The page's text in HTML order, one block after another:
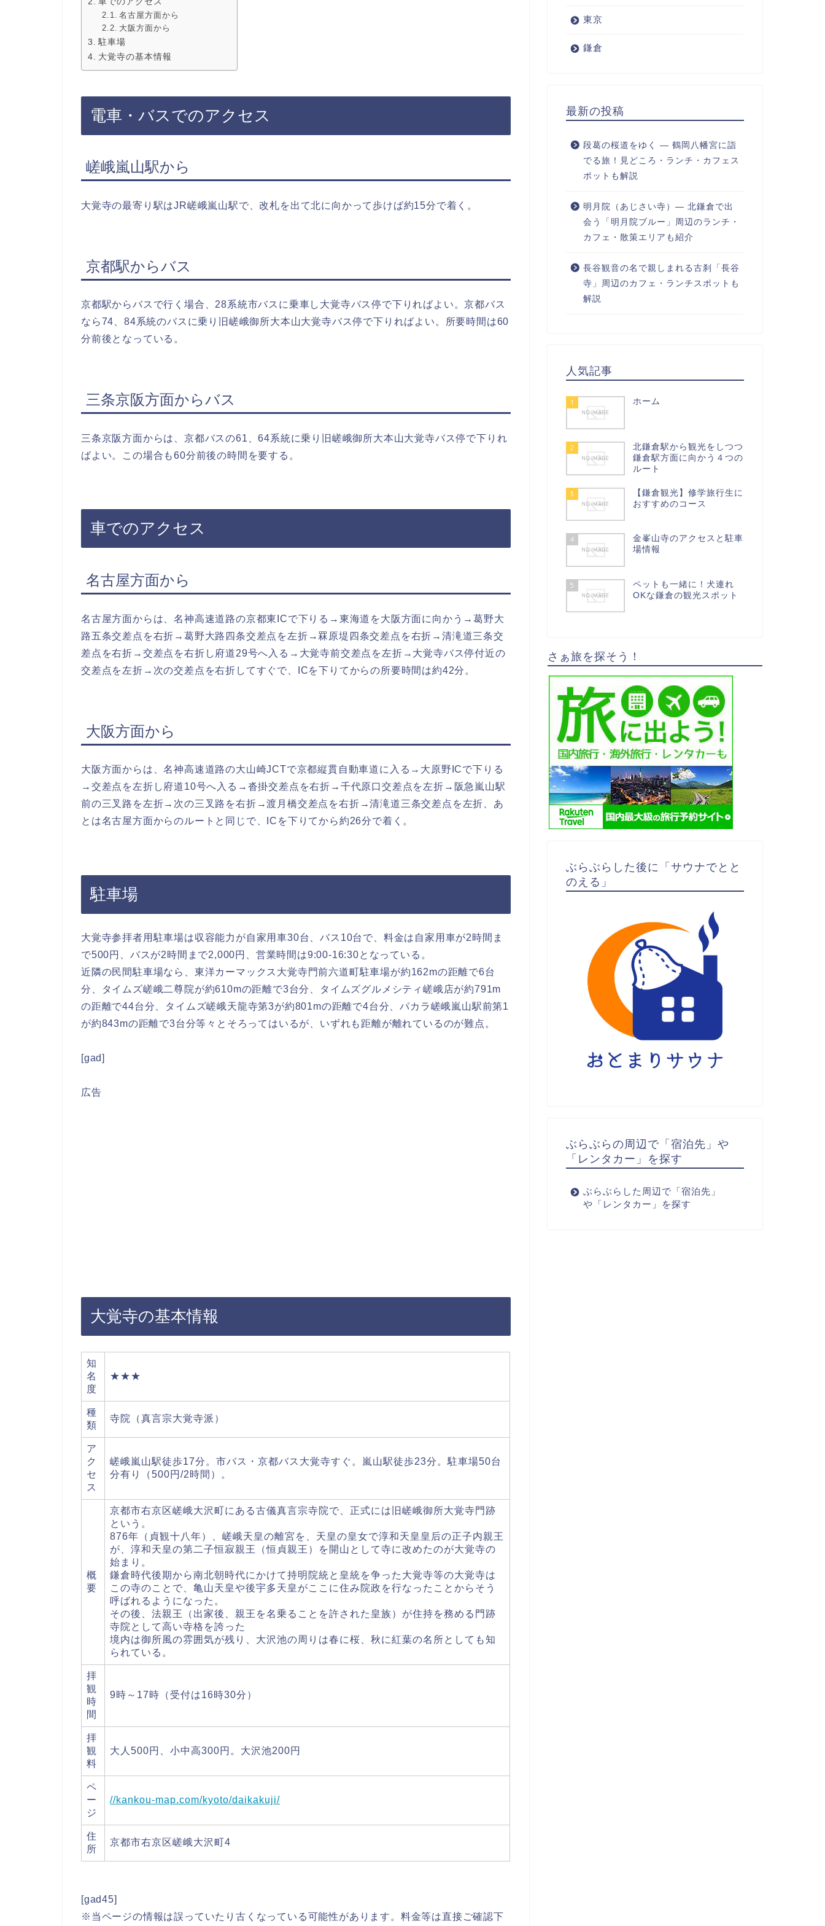
名古屋方面から
大阪方面から
駐車場
大覚寺の基本情報
電車・バスでのアクセス
嵯峨嵐山駅から
大覚寺の最寄り駅はJR嵯峨嵐山駅で、改札を出て北に向かって歩けば約15分で着く。
京都駅からバス
京都駅からバスで行く場合、28系統市バスに乗車し大覚寺バス停で下りればよい。京都バス
なら74、84系統のバスに乗り旧嵯峨御所大本山大覚寺バス停で下りればよい。所要時間は60
分前後となっている。
三条京阪方面からバス
三条京阪方面からは、京都バスの61、64系統に乗り旧嵯峨御所大本山大覚寺バス停で下りれ
ばよい。この場合も60分前後の時間を要する。
車でのアクセス
名古屋方面から
名古屋方面からは、名神高速道路の京都東ICで下りる→東海道を大阪方面に向かう→葛野大
路五条交差点を右折→葛野大路四条交差点を左折→罧原堤四条交差点を右折→清滝道三条交
差点を右折→交差点を右折し府道29号へ入る→大覚寺前交差点を左折→大覚寺バス停付近の
交差点を左折→次の交差点を右折してすぐで、ICを下りてからの所要時間は約42分。
大阪方面から
大阪方面からは、名神高速道路の大山崎JCTで京都縦貫自動車道に入る→大原野ICで下りる
→交差点を左折し府道10号へ入る→沓掛交差点を右折→千代原口交差点を左折→阪急嵐山駅
前の三叉路を左折→次の三叉路を右折→渡月橋交差点を右折→清滝道三条交差点を左折、あ
とは名古屋方面からのルートと同じで、ICを下りてから約26分で着く。
駐車場
大覚寺参拝者用駐車場は収容能力が自家用車30台、バス10台で、料金は自家用車が2時間ま
で500円、バスが2時間まで2,000円、営業時間は9:00-16:30となっている。
近隣の民間駐車場なら、東洋カーマックス大覚寺門前六道町駐車場が約162mの距離で6台
分、タイムズ嵯峨二尊院が約610mの距離で3台分、タイムズグルメシティ嵯峨店が約791m
の距離で44台分、タイムズ嵯峨天龍寺第3が約801mの距離で4台分、パカラ嵯峨嵐山駅前第1
が約843mの距離で3台分等々とそろってはいるが、いずれも距離が離れているのが難点。
[gad]
広告
大覚寺の基本情報
知
名
度
★★★
種
類
寺院（真言宗大覚寺派）
ア
ク
セ
ス
嵯峨嵐山駅徒歩17分。市バス・京都バス大覚寺すぐ。嵐山駅徒歩23分。駐車場50台
分有り（500円/2時間）。
概
要
京都市右京区嵯峨大沢町にある古儀真言宗寺院で、正式には旧嵯峨御所大覚寺門跡
という。
876年（貞観十八年）、嵯峨天皇の離宮を、天皇の皇女で淳和天皇皇后の正子内親王
が、淳和天皇の第二子恒寂親王（恒貞親王）を開山として寺に改めたのが大覚寺の
始まり。
鎌倉時代後期から南北朝時代にかけて持明院統と皇統を争った大覚寺等の大覚寺は
この寺のことで、亀山天皇や後宇多天皇がここに住み院政を行なったことからそう
呼ばれるようになった。
その後、法親王（出家後、親王を名乗ることを許された皇族）が住持を務める門跡
寺院として高い寺格を誇った
境内は御所風の雰囲気が残り、大沢池の周りは春に桜、秋に紅葉の名所としても知
られている。
拝
観
時
間
9時～17時（受付は16時30分）
拝
観
料
大人500円、小中高300円。大沢池200円
ペ
ー
ジ
//kankou-map.com/kyoto/daikakuji/
住
所
京都市右京区嵯峨大沢町4
[gad45]
※当ページの情報は誤っていたり古くなっている可能性があります。料金等は直接ご確認下
東京
鎌倉
最新の投稿
段葛の桜道をゆく ― 鶴岡八幡宮に詣
でる旅！見どころ・ランチ・カフェス
ポットも解説
明月院（あじさい寺）― 北鎌倉で出
会う「明月院ブルー」周辺のランチ・
カフェ・散策エリアも紹介
長谷観音の名で親しまれる古刹「長谷
寺」周辺のカフェ・ランチスポットも
解説
人気記事
1 ホーム
2
北鎌倉駅から観光をしつつ
鎌倉駅方面に向かう４つの
ルート
3
【鎌倉観光】修学旅行生に
おすすめのコース
4
金峯山寺のアクセスと駐車
場情報
5
ペットも一緒に！犬連れ
OKな鎌倉の観光スポット
さぁ旅を探そう！
ぶらぶらした後に「サウナでとと
のえる」
ぶらぶらの周辺で「宿泊先」や
「レンタカー」を探す
ぶらぶらした周辺で「宿泊先」
や「レンタカー」を探す